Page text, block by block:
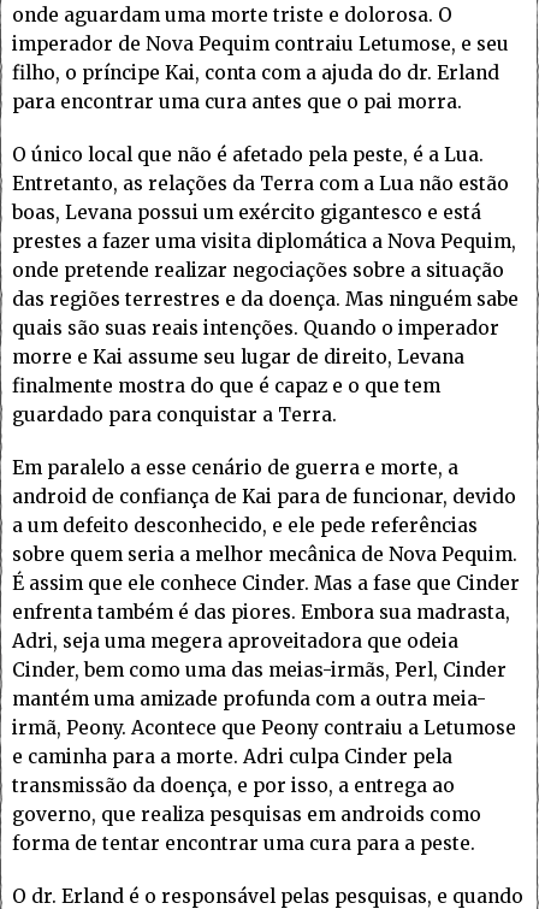
onde aguardam uma morte triste e dolorosa. O
imperador de Nova Pequim contraiu Letumose, e seu
filho, o príncipe Kai, conta com a ajuda do dr. Erland
para encontrar uma cura antes que o pai morra.
O único local que não é afetado pela peste, é a Lua.
Entretanto, as relações da Terra com a Lua não estão
boas, Levana possui um exército gigantesco e está
prestes a fazer uma visita diplomática a Nova Pequim,
onde pretende realizar negociações sobre a situação
das regiões terrestres e da doença. Mas ninguém sabe
quais são suas reais intenções. Quando o imperador
morre e Kai assume seu lugar de direito, Levana
finalmente mostra do que é capaz e o que tem
guardado para conquistar a Terra.
Em paralelo a esse cenário de guerra e morte, a
android de confiança de Kai para de funcionar, devido
a um defeito desconhecido, e ele pede referências
sobre quem seria a melhor mecânica de Nova Pequim.
É assim que ele conhece Cinder. Mas a fase que Cinder
enfrenta também é das piores. Embora sua madrasta,
Adri, seja uma megera aproveitadora que odeia
Cinder, bem como uma das meias-irmãs, Perl, Cinder
mantém uma amizade profunda com a outra meia-
irmã, Peony. Acontece que Peony contraiu a Letumose
e caminha para a morte. Adri culpa Cinder pela
transmissão da doença, e por isso, a entrega ao
governo, que realiza pesquisas em androids como
forma de tentar encontrar uma cura para a peste.
O dr. Erland é o responsável pelas pesquisas, e quando